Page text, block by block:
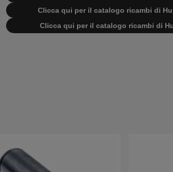
Clicca qui per il catalogo ricambi di
Clicca qui per il catalogo ricambi di